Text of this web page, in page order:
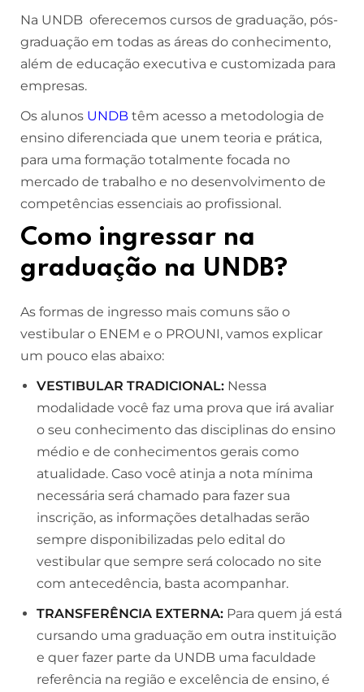
Na UNDB oferecemos cursos de graduação, pós-
graduação em todas as áreas do conhecimento,
além de educação executiva e customizada para
empresas.
Os alunos UNDB têm acesso a metodologia de
ensino diferenciada que unem teoria e prática,
para uma formação totalmente focada no
mercado de trabalho e no desenvolvimento de
competências essenciais ao profissional.
Como ingressar na
graduação na UNDB?
As formas de ingresso mais comuns são o
vestibular o ENEM e o PROUNI, vamos explicar
um pouco elas abaixo:
VESTIBULAR TRADICIONAL: Nessa
modalidade você faz uma prova que irá avaliar
o seu conhecimento das disciplinas do ensino
médio e de conhecimentos gerais como
atualidade. Caso você atinja a nota mínima
necessária será chamado para fazer sua
inscrição, as informações detalhadas serão
sempre disponibilizadas pelo edital do
vestibular que sempre será colocado no site
com antecedência, basta acompanhar.
TRANSFERÊNCIA EXTERNA: Para quem já está
cursando uma graduação em outra instituição
e quer fazer parte da UNDB uma faculdade
referência na região e excelência de ensino, é